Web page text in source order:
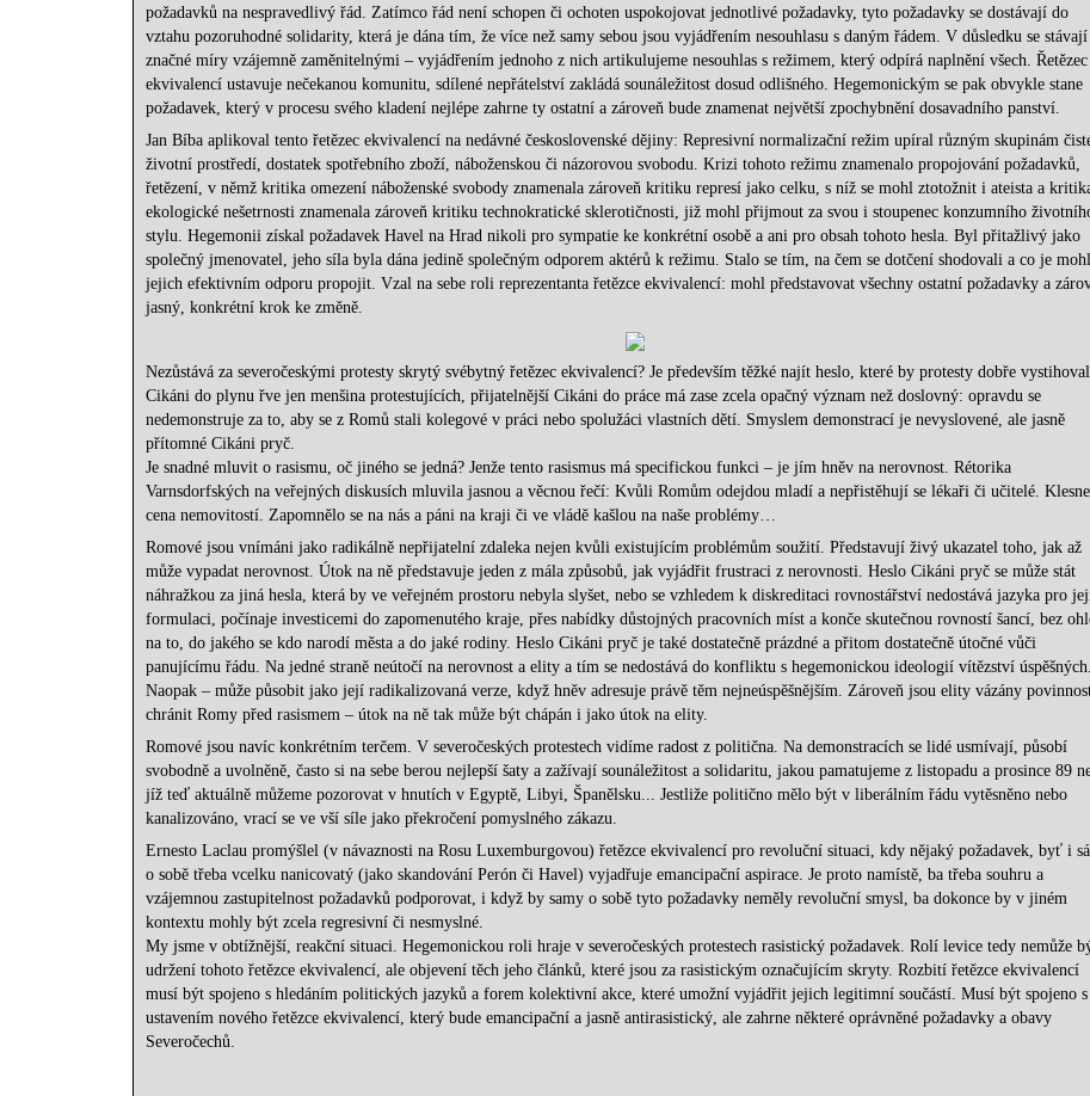
požadavků na nespravedlivý řád. Zatímco řád není schopen či ochoten uspokojovat jednotlivé požadavky, tyto požadavky se dostávají do
vztahu pozoruhodné solidarity, která je dána tím, že více než samy sebou jsou vyjádřením nesouhlasu s daným řádem. V důsledku se
značné míry vzájemně zaměnitelnými – vyjádřením jednoho z nich artikulujeme nesouhlas s režimem, který odpírá naplnění všech. Řetězec
ekvivalencí ustavuje nečekanou komunitu, sdílené nepřátelství zakládá sounáležitost dosud odlišného. Hegemonickým se pak obvykle stane
požadavek, který v procesu svého kladení nejlépe zahrne ty ostatní a zároveň bude znamenat největší zpochybnění dosavadního panství.
Jan Bíba aplikoval tento řetězec ekvivalencí na nedávné československé dějiny: Represivní normalizační režim upíral různým skupinám
životní prostředí, dostatek spotřebního zboží, náboženskou či názorovou svobodu. Krizi tohoto režimu znamenalo propojování požadavků,
řetězení, v němž kritika omezení náboženské svobody znamenala zároveň kritiku represí jako celku, s níž se mohl ztotožnit i ateista a
ekologické nešetrnosti znamenala zároveň kritiku technokratické sklerotičnosti, již mohl přijmout za svou i stoupenec konzumního
stylu. Hegemonii získal požadavek Havel na Hrad nikoli pro sympatie ke konkrétní osobě a ani pro obsah tohoto hesla. Byl přitažlivý jako
společný jmenovatel, jeho síla byla dána jedině společným odporem aktérů k režimu. Stalo se tím, na čem se dotčení shodovali a co je
jejich efektivním odporu propojit. Vzal na sebe roli reprezentanta řetězce ekvivalencí: mohl představovat všechny ostatní požadavky a
jasný, konkrétní krok ke změně.
Nezůstává za severočeskými protesty skrytý svébytný řetězec ekvivalencí? Je především těžké najít heslo, které by protesty dobře
Cikáni do plynu řve jen menšina protestujících, přijatelnější Cikáni do práce má zase zcela opačný význam než doslovný: opravdu se
nedemonstruje za to, aby se z Romů stali kolegové v práci nebo spolužáci vlastních dětí. Smyslem demonstrací je nevyslovené, ale jasně
přítomné Cikáni pryč.
Je snadné mluvit o rasismu, oč jiného se jedná? Jenže tento rasismus má specifickou funkci – je jím hněv na nerovnost. Rétorika
Varnsdorfských na veřejných diskusích mluvila jasnou a věcnou řečí: Kvůli Romům odejdou mladí a nepřistěhují se lékaři či učitelé. Klesne
cena nemovitostí. Zapomnělo se na nás a páni na kraji či ve vládě kašlou na naše problémy…
Romové jsou vnímáni jako radikálně nepřijatelní zdaleka nejen kvůli existujícím problémům soužití. Představují živý ukazatel toho, jak až
může vypadat nerovnost. Útok na ně představuje jeden z mála způsobů, jak vyjádřit frustraci z nerovnosti. Heslo Cikáni pryč se může stát
náhražkou za jiná hesla, která by ve veřejném prostoru nebyla slyšet, nebo se vzhledem k diskreditaci rovnostářství nedostává jazyka pro
formulaci, počínaje investicemi do zapomenutého kraje, přes nabídky důstojných pracovních míst a konče skutečnou rovností šancí, bez
na to, do jakého se kdo narodí města a do jaké rodiny. Heslo Cikáni pryč je také dostatečně prázdné a přitom dostatečně útočné vůči
panujícímu řádu. Na jedné straně neútočí na nerovnost a elity a tím se nedostává do konfliktu s hegemonickou ideologií vítězství úspěšných.
Naopak – může působit jako její radikalizovaná verze, když hněv adresuje právě těm nejneúspěšnějším. Zároveň jsou elity vázány
chránit Romy před rasismem – útok na ně tak může být chápán i jako útok na elity.
Romové jsou navíc konkrétním terčem. V severočeských protestech vidíme radost z politična. Na demonstracích se lidé usmívají, působí
svobodně a uvolněně, často si na sebe berou nejlepší šaty a zažívají sounáležitost a solidaritu, jakou pamatujeme z listopadu a prosince 89
jíž teď aktuálně můžeme pozorovat v hnutích v Egyptě, Libyi, Španělsku... Jestliže politično mělo být v liberálním řádu vytěsněno nebo
kanalizováno, vrací se ve vší síle jako překročení pomyslného zákazu.
Ernesto Laclau promýšlel (v návaznosti na Rosu Luxemburgovou) řetězce ekvivalencí pro revoluční situaci, kdy nějaký požadavek, byť i
o sobě třeba vcelku nanicovatý (jako skandování Perón či Havel) vyjadřuje emancipační aspirace. Je proto namístě, ba třeba souhru a
vzájemnou zastupitelnost požadavků podporovat, i když by samy o sobě tyto požadavky neměly revoluční smysl, ba dokonce by v jiném
kontextu mohly být zcela regresivní či nesmyslné.
My jsme v obtížnější, reakční situaci. Hegemonickou roli hraje v severočeských protestech rasistický požadavek. Rolí levice tedy nemůže
udržení tohoto řetězce ekvivalencí, ale objevení těch jeho článků, které jsou za rasistickým označujícím skryty. Rozbití řetězce ekvivalencí
musí být spojeno s hledáním politických jazyků a forem kolektivní akce, které umožní vyjádřit jejich legitimní součástí. Musí být spojeno s
ustavením nového řetězce ekvivalencí, který bude emancipační a jasně antirasistický, ale zahrne některé oprávněné požadavky a obavy
Severočechů.